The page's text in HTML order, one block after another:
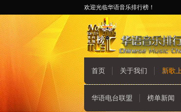
欢迎光临华语音乐排行榜！
首页 关于我们 新歌
华语电台联盟 榜单新闻